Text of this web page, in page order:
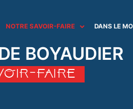
NOTRE SAVOIR-FAIRE DANS LE
BOYAUDIER
FAIRE